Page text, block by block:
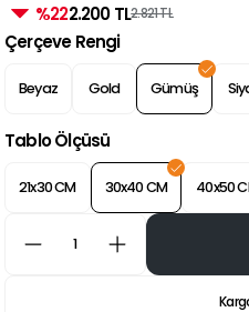
%222.200 TL2.821 TL
Çerçeve Rengi
Beyaz Gold Gümüş
Tablo Ölçüsü
21x30 CM 30x40 CM 40x50